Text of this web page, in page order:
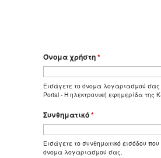
Όνομα χρήστη*
Εισάγετε το όνομα λογαριασμού σας
Portal - Η ηλεκτρονική εφημερίδα της
Συνθηματικό*
Εισάγετε το συνθηματικό εισόδου που
όνομα λογαριασμού σας.